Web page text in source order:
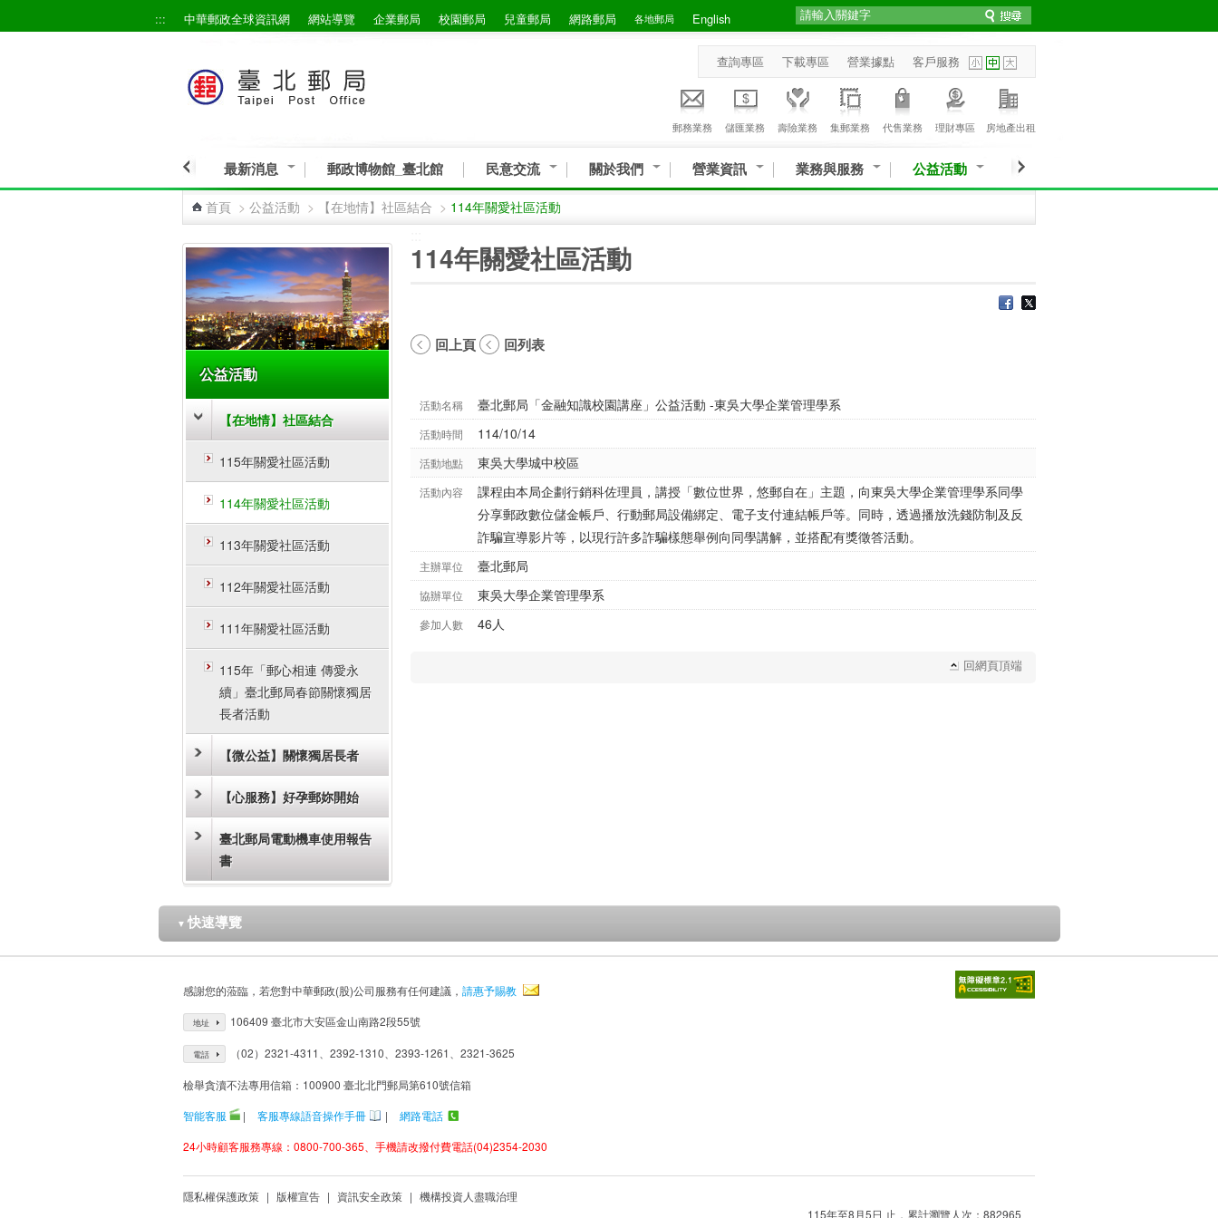
::: 中華郵政全球資訊網 網站導覽 企業郵局 校園郵局 兒童郵局 網路郵局 各地郵局 English
查詢專區 下載專區 營業據點 客戶服務
郵務業務 儲匯業務 壽險業務 集郵業務 代售業務 理財專區 房地產出租
最新消息 郵政博物館_臺北館 民意交流 關於我們 營業資訊 業務與服務 公益活動
首頁 > 公益活動 > 【在地情】社區結合 > 114年關愛社區活動
公益活動
【在地情】社區結合
115年關愛社區活動
114年關愛社區活動
113年關愛社區活動
112年關愛社區活動
111年關愛社區活動
115年「郵心相連 傳愛永
續」臺北郵局春節關懷獨居
長者活動
【微公益】關懷獨居長者
【心服務】好孕郵妳開始
臺北郵局電動機車使用報告
書
114年關愛社區活動
回上頁 回列表
活動名稱 臺北郵局「金融知識校園講座」公益活動 -東吳大學企業管理學系
活動時間 114/10/14
活動地點 東吳大學城中校區
活動內容
課程由本局企劃行銷科佐理員，講授「數位世界，悠郵自在」主題，向東吳大學企業管理學系同學
分享郵政數位儲金帳戶、行動郵局設備綁定、電子支付連結帳戶等。同時，透過播放洗錢防制及反
詐騙宣導影片等，以現行許多詐騙樣態舉例向同學講解，並搭配有獎徵答活動。
主辦單位 臺北郵局
協辦單位 東吳大學企業管理學系
參加人數 46人
回網頁頂端
▼ 快速導覽
感謝您的蒞臨，若您對中華郵政(股)公司服務有任何建議， 請惠予賜教
地址 106409 臺北市大安區金山南路2段55號
電話 （02）2321-4311、2392-1310、2393-1261、2321-3625
檢舉貪瀆不法專用信箱：100900 臺北北門郵局第610號信箱
智能客服
| 客服專線語音操作手冊 |
網路電話
24小時顧客服務專線：0800-700-365、手機請改撥付費電話(04)2354-2030
隱私權保護政策 | 版權宣告 | 資訊安全政策 | 機構投資人盡職治理
115年至8月5日 止，累計瀏覽人次：882965